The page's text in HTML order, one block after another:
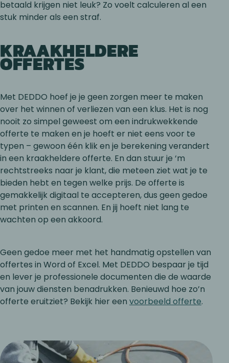
betaald krijgen niet leuk? Zo voelt calculeren al een
stuk minder als een straf.
KRAAKHELDERE
OFFERTES
Met DEDDO hoef je je geen zorgen meer te maken
over het winnen of verliezen van een klus. Het is nog
nooit zo simpel geweest om een indrukwekkende
offerte te maken en je hoeft er niet eens voor te
typen – gewoon één klik en je berekening verandert
in een kraakheldere offerte. En dan stuur je ‘m
rechtstreeks naar je klant, die meteen ziet wat je te
bieden hebt en tegen welke prijs. De offerte is
gemakkelijk digitaal te accepteren, dus geen gedoe
met printen en scannen. En jij hoeft niet lang te
wachten op een akkoord.
Geen gedoe meer met het handmatig opstellen van
offertes in Word of Excel. Met DEDDO bespaar je tijd
en lever je professionele documenten die de waarde
van jouw diensten benadrukken. Benieuwd hoe zo’n
offerte eruitziet? Bekijk hier een voorbeeld offerte.